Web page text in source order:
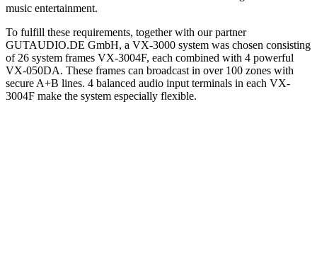
music entertainment.
To fulfill these requirements, together with our partner
GUTAUDIO.DE GmbH, a VX-3000 system was chosen consisting
of 26 system frames VX-3004F, each combined with 4 powerful
VX-050DA. These frames can broadcast in over 100 zones with
secure A+B lines. 4 balanced audio input terminals in each VX-
3004F make the system especially flexible.